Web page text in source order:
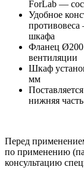
ForLab —
Удобное
противовеса
шкафа
Фланец Ø200
вентиляции
Шкаф
мм
нижняя
Перед
по применению
консультацию